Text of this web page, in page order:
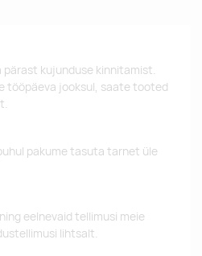
pärast kujunduse kinnitamist.
tööpäeva jooksul, saate tooted
pakume tasuta tarnet üle
eelnevaid tellimusi meie
lihtsalt.